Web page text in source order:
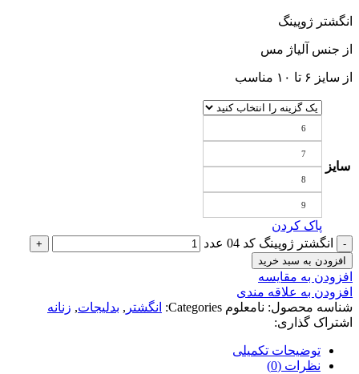
انگشتر ژوپینگ
از جنس آلیاژ مس
از سایز ۶ تا ۱۰ مناسب
سایز
6
7
8
9
پاک کردن
انگشتر ژوپینگ کد 04 عدد
افزودن به سبد خرید
افزودن به مقایسه
افزودن به علاقه مندی
شناسه محصول: نامعلوم Categories: انگشتر , بدلیجات, زنانه
اشتراک گذاری:
توضیحات تکمیلی
نظرات (0)